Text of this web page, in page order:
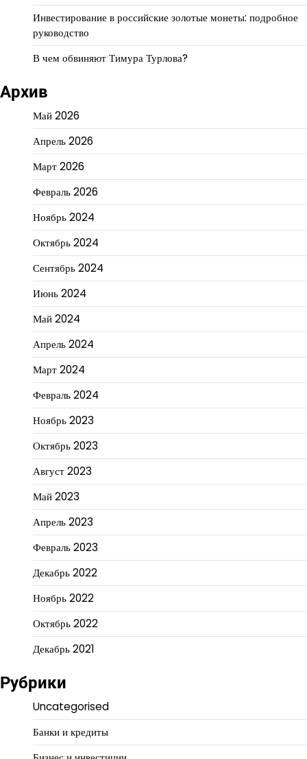
Инвестирование в российские золотые монеты: подробное
руководство
В чем обвиняют Тимура Турлова?
Архив
Май 2026
Апрель 2026
Март 2026
Февраль 2026
Ноябрь 2024
Октябрь 2024
Сентябрь 2024
Июнь 2024
Май 2024
Апрель 2024
Март 2024
Февраль 2024
Ноябрь 2023
Октябрь 2023
Август 2023
Май 2023
Апрель 2023
Февраль 2023
Декабрь 2022
Ноябрь 2022
Октябрь 2022
Декабрь 2021
Рубрики
Uncategorised
Банки и кредиты